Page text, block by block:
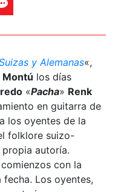
y Alemanas«,
Montú los días
«Pacha» Renk
en guitarra de
los oyentes de la
folklore suizo-
autoría.
con la
Los oyentes,